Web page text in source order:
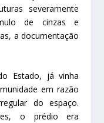
severamente
de cinzas e
a documentação
Estado, já vinha
em razão
do espaço.
o prédio era